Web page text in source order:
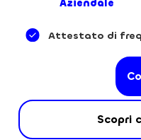
Aziendale
Attestato di
Scopri